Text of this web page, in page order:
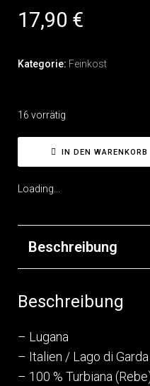
17,90 €
Kategorie: Feinkost
16 vorrätig
IN DEN WARENKORB
Loading...
Beschreibung
Beschreibung
– Lugana
– Italien / Lago di Garda
– 100 % Turbiana